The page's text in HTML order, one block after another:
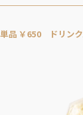
単品 ￥650 ドリン